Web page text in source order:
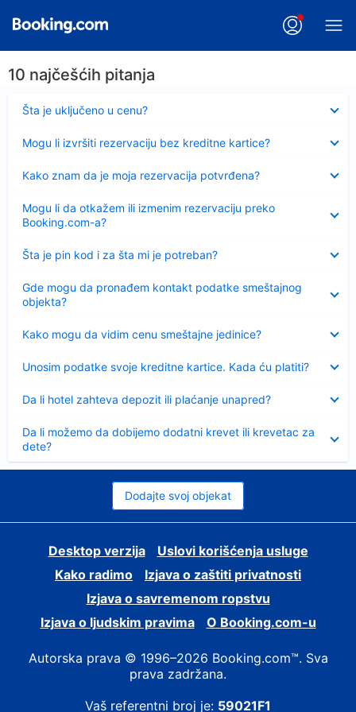
10 najčešćih pitanja
Šta je uključeno u cenu?
Sažeto
Mogu li izvršiti rezervaciju bez kreditne kartice?
Kako znam da je moja rezervacija potvrđena?
Mogu li da otkažem ili izmenim rezervaciju preko
Booking.com-a?
Šta je pin kod i za šta mi je potreban?
Sažeto
Gde mogu da pronađem kontakt podatke smeštajnog
objekta?
Kako mogu da vidim cenu smeštajne jedinice?
Unosim podatke svoje kreditne kartice. Kada ću platiti?
Da li hotel zahteva depozit ili plaćanje unapred?
Da li možemo da dobijemo dodatni krevet ili krevetac za
dete?
Dodajte svoj objekat
Desktop verzija
Uslovi korišćenja usluge
Kako radimo
Izjava o zaštiti privatnosti
Izjava o savremenom ropstvu
Izjava o ljudskim pravima
О Booking.com-u
Autorska prava © 1996–2026 Booking.com™. Sva
prava zadržana.
Vaš referentni broj je: 59021F1